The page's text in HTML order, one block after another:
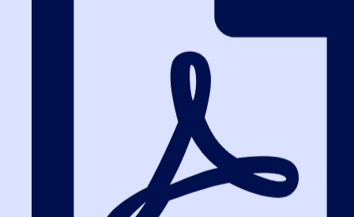
По запросу
Руководители
решающие
сложные
кейсы
Выбор формата напрямую зависит от ваших целей. Если вы
новичок и хотите войти в профессию с нуля, оптимальный
вариант — профессиональная переподготовка. Если вы уже
работаете, но чувствуете, что отстаете от изменений,
присмотритесь к курсам повышения квалификации или
тематическим вебинарам.